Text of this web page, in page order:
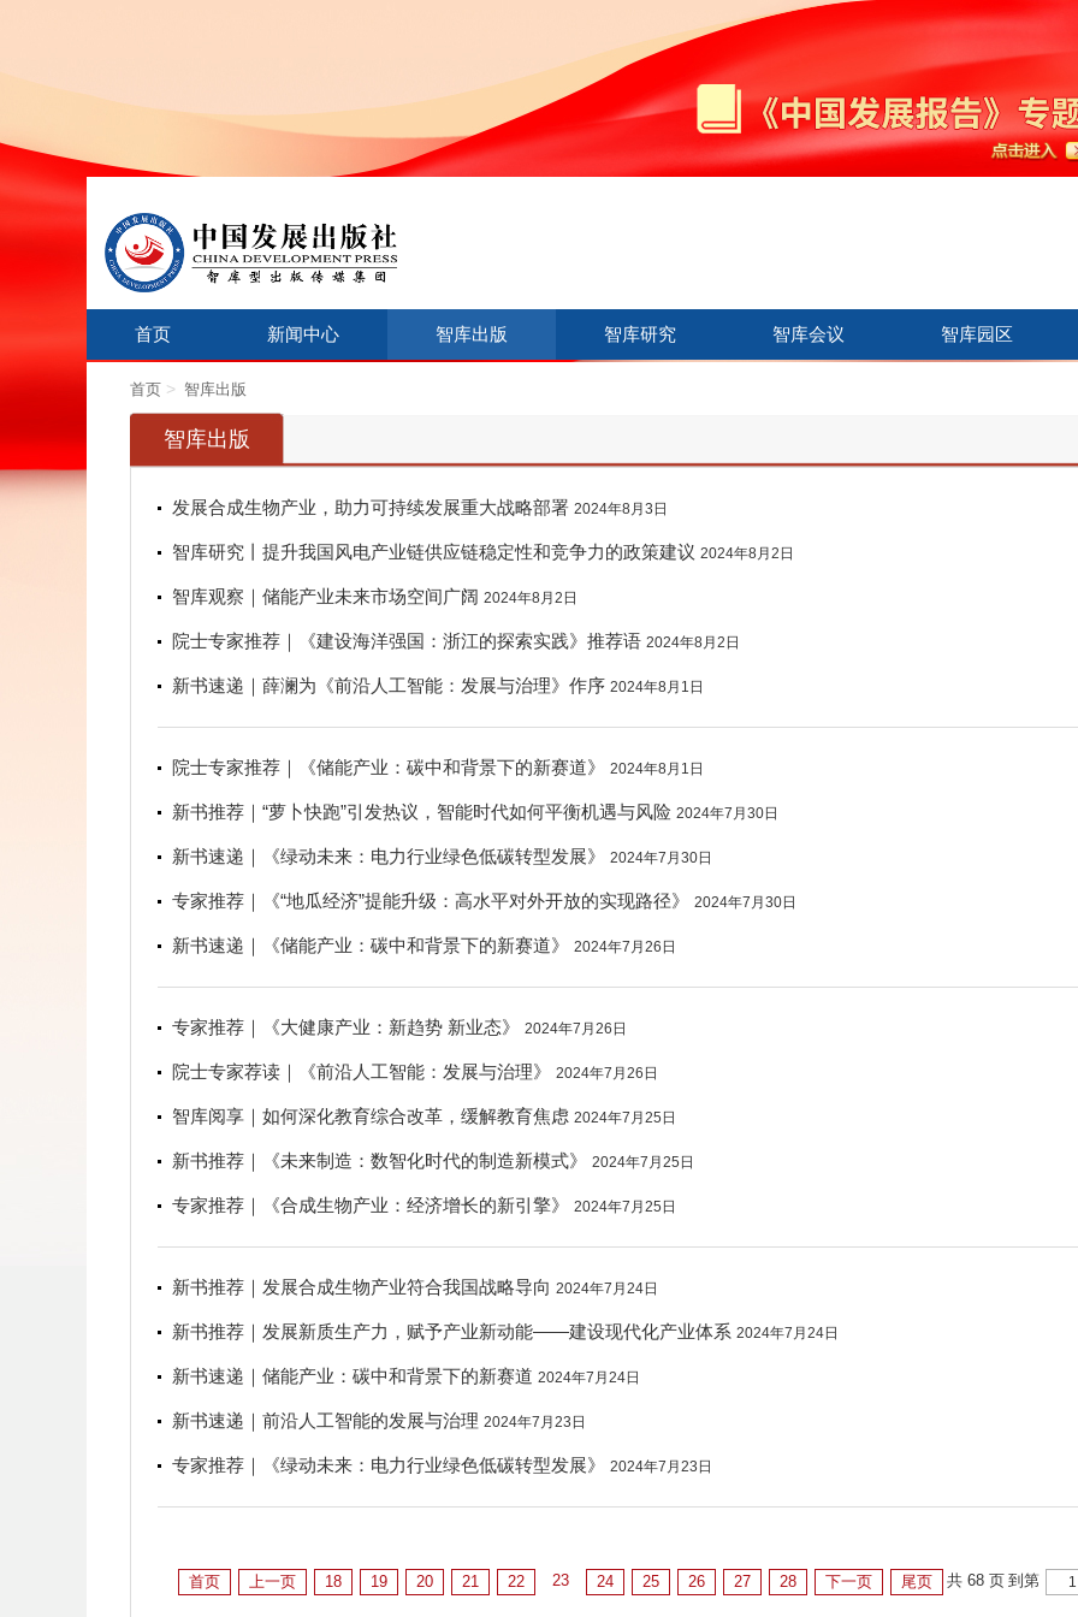
首页 新闻中心 智库出版 智库研究 智库会议 智库园区
首页 > 智库出版
智库出版
发展合成生物产业，助力可持续发展重大战略部署 2024年8月3日
智库研究丨提升我国风电产业链供应链稳定性和竞争力的政策建议 2024年8月2日
智库观察｜储能产业未来市场空间广阔 2024年8月2日
院士专家推荐｜《建设海洋强国：浙江的探索实践》推荐语 2024年8月2日
新书速递｜薛澜为《前沿人工智能：发展与治理》作序 2024年8月1日
院士专家推荐｜《储能产业：碳中和背景下的新赛道》 2024年8月1日
新书推荐｜“萝卜快跑”引发热议，智能时代如何平衡机遇与风险 2024年7月30日
新书速递｜《绿动未来：电力行业绿色低碳转型发展》 2024年7月30日
专家推荐｜《“地瓜经济”提能升级：高水平对外开放的实现路径》 2024年7月30日
新书速递｜《储能产业：碳中和背景下的新赛道》 2024年7月26日
专家推荐｜《大健康产业：新趋势 新业态》 2024年7月26日
院士专家荐读｜《前沿人工智能：发展与治理》 2024年7月26日
智库阅享｜如何深化教育综合改革，缓解教育焦虑 2024年7月25日
新书推荐｜《未来制造：数智化时代的制造新模式》 2024年7月25日
专家推荐｜《合成生物产业：经济增长的新引擎》 2024年7月25日
新书推荐｜发展合成生物产业符合我国战略导向 2024年7月24日
新书推荐｜发展新质生产力，赋予产业新动能——建设现代化产业体系 2024年7月24日
新书速递｜储能产业：碳中和背景下的新赛道 2024年7月24日
新书速递｜前沿人工智能的发展与治理 2024年7月23日
专家推荐｜《绿动未来：电力行业绿色低碳转型发展》 2024年7月23日
首页 上一页 18 19 20 21 22 23 24 25 26 27 28 下一页 尾页 共 68 页 到第